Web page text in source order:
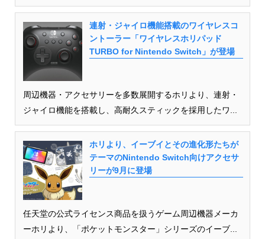
連射・ジャイロ機能搭載のワイヤレスコ
ントーラー「ワイヤレスホリパッド
TURBO for Nintendo Switch」が登場
周辺機器・アクセサリーを多数展開するホリより、連射・
ジャイロ機能を搭載し、高耐久スティックを採用したワ...
ホリより、イーブイとその進化形たちが
テーマのNintendo Switch向けアクセサ
リーが9月に登場
任天堂の公式ライセンス商品を扱うゲーム周辺機器メーカ
ーホリより、「ポケットモンスター」シリーズのイーブ...